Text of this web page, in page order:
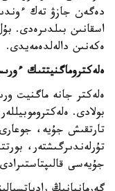
دەگەن جازۋ تەك
اسقانىن بىلدىرەدى.
ەكەنىن دالەلدەمەيدى.
ەلەكتروماگنيتتىك
ەلەكتر جانە ماگنيت
بولادى.
تارتقىش جۇيە،
تۇرلەندىرگىشتەر،
جۇيەسى